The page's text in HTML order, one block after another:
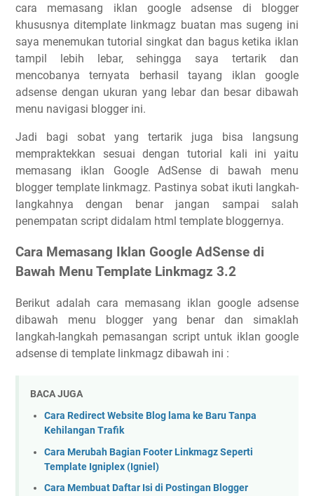
cara memasang iklan google adsense di blogger
khususnya ditemplate linkmagz buatan mas sugeng ini
saya menemukan tutorial singkat dan bagus ketika iklan
tampil lebih lebar, sehingga saya tertarik dan
mencobanya ternyata berhasil tayang iklan google
adsense dengan ukuran yang lebar dan besar dibawah
menu navigasi blogger ini.
Jadi bagi sobat yang tertarik juga bisa langsung
mempraktekkan sesuai dengan tutorial kali ini yaitu
memasang iklan Google AdSense di bawah menu
blogger template linkmagz. Pastinya sobat ikuti langkah-
langkahnya dengan benar jangan sampai salah
penempatan script didalam html template bloggernya.
Cara Memasang Iklan Google AdSense di
Bawah Menu Template Linkmagz 3.2
Berikut adalah cara memasang iklan google adsense
dibawah menu blogger yang benar dan simaklah
langkah-langkah pemasangan script untuk iklan google
adsense di template linkmagz dibawah ini :
BACA JUGA
Cara Redirect Website Blog lama ke Baru Tanpa
Kehilangan Trafik
Cara Merubah Bagian Footer Linkmagz Seperti
Template Igniplex (Igniel)
Cara Membuat Daftar Isi di Postingan Blogger